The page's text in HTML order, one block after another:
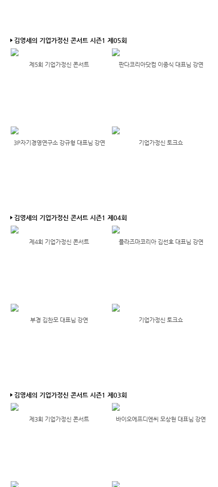
김영세의 기업가정신 콘서트 시즌1 제05회
제5회 기업가정신 콘서트 판다코리아닷컴 이종식 대표님 강연
3P자기경영연구소 강규형 대표님 강연 기업가정신 토크쇼
김영세의 기업가정신 콘서트 시즌1 제04회
제4회 기업가정신 콘서트 플라즈마코리아 김선호 대표님 강연
부경 김찬모 대표님 강연 기업가정신 토크쇼
김영세의 기업가정신 콘서트 시즌1 제03회
제3회 기업가정신 콘서트 바이오에프디엔씨 모상현 대표님 강연